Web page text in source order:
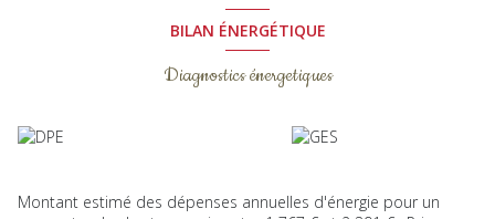
BILAN ÉNERGÉTIQUE
Diagnostics énergetiques
Montant estimé des dépenses annuelles d'énergie pour un